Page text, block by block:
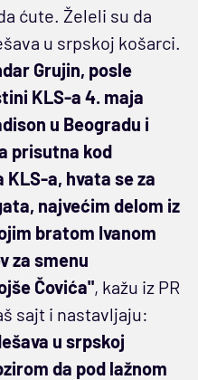
ćute. Želeli su da
u srpskoj košarci.
Grujin, posle
KLS-a 4. maja
u Beogradu i
prisutna kod
a, hvata se za
najvećim delom iz
bratom Ivanom
za smenu
Čovića", kažu iz PR
sajt i nastavljaju:
u srpskoj
da pod lažnom